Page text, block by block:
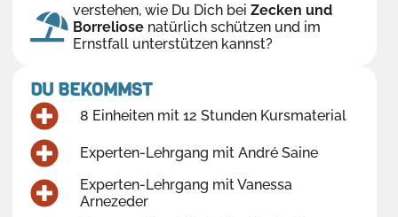
verstehen, wie Du Dich bei Zecken und
Borreliosenatürlich schützen und im
Ernstfall unterstützen kannst?
DU BEKOMMST
8 Einheiten mit 12 Stunden Kursmaterial
Experten-Lehrgang mit André Saine
Experten-Lehrgang mit Vanessa
Arnezeder